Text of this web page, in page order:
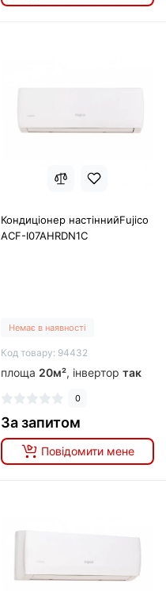
Кондиціонер настіннийFujico
ACF-I07AHRDN1C
Немає в наявності
Код товару: 94432
площа 20м², інвертор так
0
За запитом
Повідомити мене